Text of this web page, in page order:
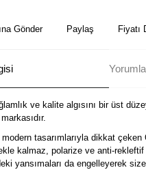
Gönder Paylaş Fiyatı
ve kalite algısını bir üst
tasarımlarıyla dikkat çeken
kalmaz, polarize ve anti-
yansımaları da engelleyerek